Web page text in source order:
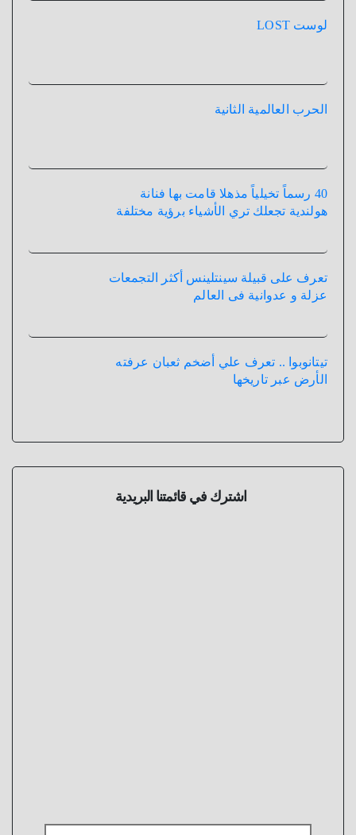
لوست LOST
الحرب العالمية الثانية
40 رسماً تخيلياً مذهلا قامت بها فنانة
هولندية تجعلك تري الأشياء برؤية مختلفة
تعرف على قبيلة سينتلينس أكثر التجمعات
عزلة و عدوانية فى العالم
تيتانوبوا .. تعرف علي أضخم ثعبان عرفته
الأرض عبر تاريخها
اشترك في قائمتنا البريدية